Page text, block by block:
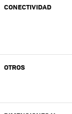
CONECTIVIDAD
OTROS